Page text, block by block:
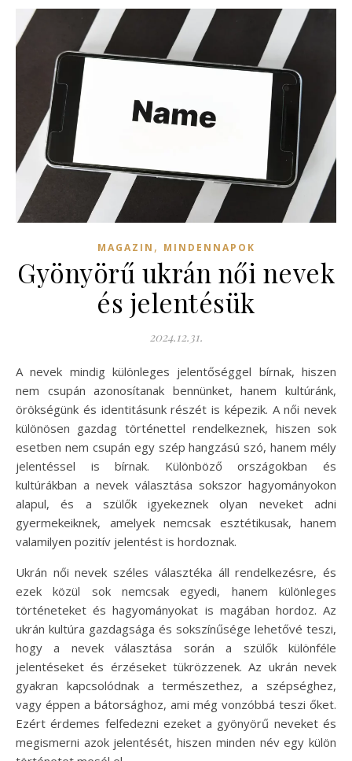
MAGAZIN , MINDENNAPOK
Gyönyörű ukrán női nevek
és jelentésük
2024.12.31.
A nevek mindig különleges jelentőséggel bírnak, hiszen
nem csupán azonosítanak bennünket, hanem kultúránk,
örökségünk és identitásunk részét is képezik. A női nevek
különösen gazdag történettel rendelkeznek, hiszen sok
esetben nem csupán egy szép hangzású szó, hanem mély
jelentéssel is bírnak. Különböző országokban és
kultúrákban a nevek választása sokszor hagyományokon
alapul, és a szülők igyekeznek olyan neveket adni
gyermekeiknek, amelyek nemcsak esztétikusak, hanem
valamilyen pozitív jelentést is hordoznak.
Ukrán női nevek széles választéka áll rendelkezésre, és
ezek közül sok nemcsak egyedi, hanem különleges
történeteket és hagyományokat is magában hordoz. Az
ukrán kultúra gazdagsága és sokszínűsége lehetővé teszi,
hogy a nevek választása során a szülők különféle
jelentéseket és érzéseket tükrözzenek. Az ukrán nevek
gyakran kapcsolódnak a természethez, a szépséghez,
vagy éppen a bátorsághoz, ami még vonzóbbá teszi őket.
Ezért érdemes felfedezni ezeket a gyönyörű neveket és
megismerni azok jelentését, hiszen minden név egy külön